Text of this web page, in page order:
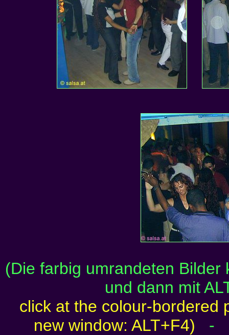
(Die farbig umrandeten
und dann mit
click at the colour-bordered
new window: ALT+F4)
-